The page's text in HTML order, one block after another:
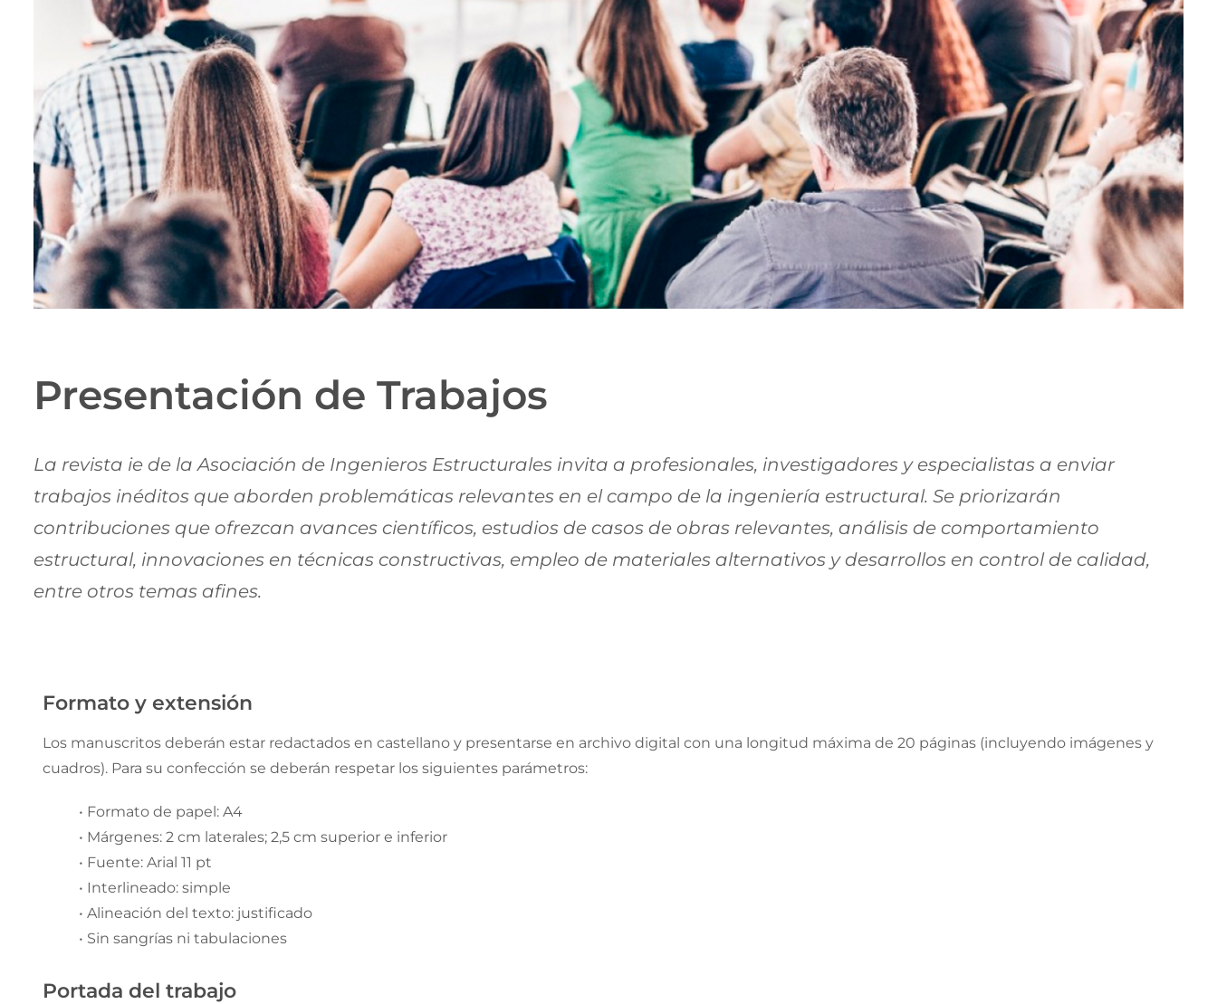
Presentación de Trabajos
La revista ie de la Asociación de Ingenieros Estructurales invita a profesionales, investigadores y especialistas a enviar
trabajos inéditos que aborden problemáticas relevantes en el campo de la ingeniería estructural. Se priorizarán
contribuciones que ofrezcan avances científicos, estudios de casos de obras relevantes, análisis de comportamiento
estructural, innovaciones en técnicas constructivas, empleo de materiales alternativos y desarrollos en control de calidad,
entre otros temas afines.
Formato y extensión
Los manuscritos deberán estar redactados en castellano y presentarse en archivo digital con una longitud máxima de 20 páginas (incluyendo imágenes y
cuadros). Para su confección se deberán respetar los siguientes parámetros:
• Formato de papel: A4
• Márgenes: 2 cm laterales; 2,5 cm superior e inferior
• Fuente: Arial 11 pt
• Interlineado: simple
• Alineación del texto: justificado
• Sin sangrías ni tabulaciones
Portada del trabajo